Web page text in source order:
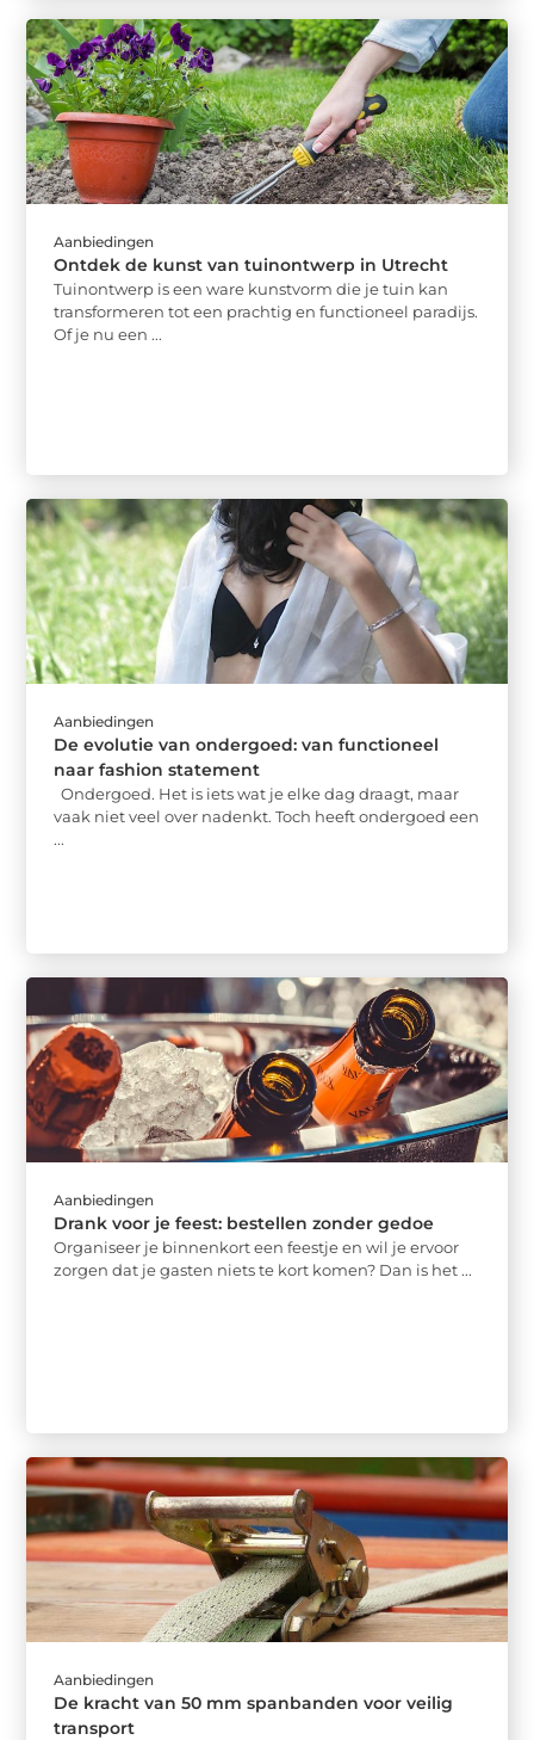
Aanbiedingen
Ontdek de kunst van tuinontwerp in Utrecht
Tuinontwerp is een ware kunstvorm die je tuin kan
transformeren tot een prachtig en functioneel paradijs.
Of je nu een ...
Aanbiedingen
De evolutie van ondergoed: van functioneel
naar fashion statement
Ondergoed. Het is iets wat je elke dag draagt, maar
vaak niet veel over nadenkt. Toch heeft ondergoed een
...
Aanbiedingen
Drank voor je feest: bestellen zonder gedoe
Organiseer je binnenkort een feestje en wil je ervoor
zorgen dat je gasten niets te kort komen? Dan is het ...
Aanbiedingen
De kracht van 50 mm spanbanden voor veilig
transport